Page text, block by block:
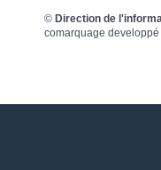
© Direction de
comarquage developpé